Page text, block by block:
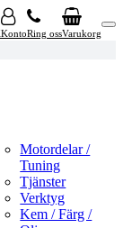
KontoRing ossVarukorg
Motordelar /
Tuning
Tjänster
Verktyg
Kem / Färg /